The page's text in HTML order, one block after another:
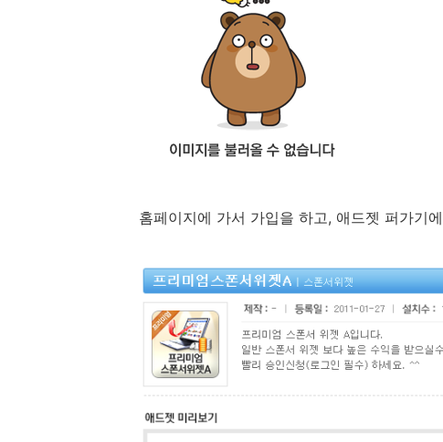
홈페이지에 가서 가입을 하고, 애드젯 퍼가기